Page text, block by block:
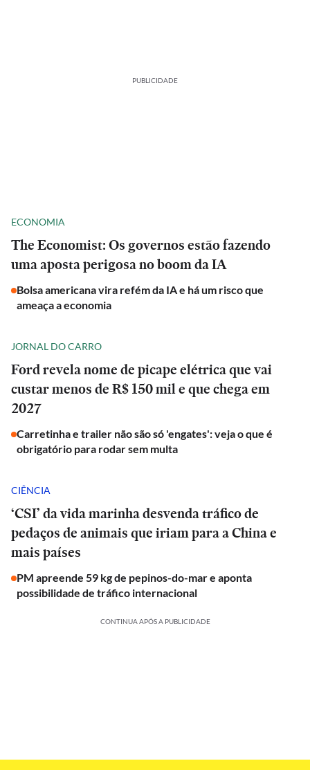
PUBLICIDADE
ECONOMIA
The Economist: Os governos estão fazendo
uma aposta perigosa no boom da IA
Bolsa americana vira refém da IA e há um risco que
ameaça a economia
JORNAL DO CARRO
Ford revela nome de picape elétrica que vai
custar menos de R$ 150 mil e que chega em
2027
Carretinha e trailer não são só 'engates': veja o que é
obrigatório para rodar sem multa
CIÊNCIA
‘CSI’ da vida marinha desvenda tráfico de
pedaços de animais que iriam para a China e
mais países
PM apreende 59 kg de pepinos-do-mar e aponta
possibilidade de tráfico internacional
CONTINUA APÓS A PUBLICIDADE